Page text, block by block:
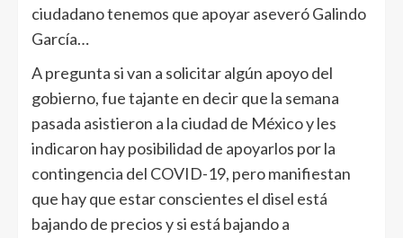
ciudadano tenemos que apoyar aseveró Galindo
García…
A pregunta si van a solicitar algún apoyo del
gobierno, fue tajante en decir que la semana
pasada asistieron a la ciudad de México y les
indicaron hay posibilidad de apoyarlos por la
contingencia del COVID-19, pero manifiestan
que hay que estar conscientes el disel está
bajando de precios y si está bajando a